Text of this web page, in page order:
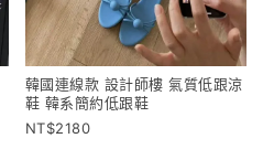
韓國連線款 設計師樓 氣質低跟涼
鞋 韓系簡約低跟鞋
2180